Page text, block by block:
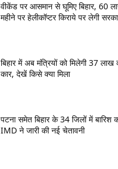
वीकेंड पर आसमान से घूमिए बिहार, 60
महीने पर हेलीकॉप्टर किराये पर लेगी
बिहार में अब मंत्रियों को मिलेगी 37 लाख
कार, देखें किसे क्या मिला
पटना समेत बिहार के 34 जिलों में बारिश
IMD ने जारी की नई चेतावनी